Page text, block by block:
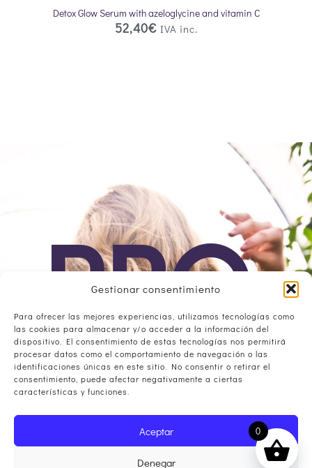
Gestionar consentimiento
Para ofrecer las mejores experiencias, utilizamos tecnologías como
las cookies para almacenar y/o acceder a la información del
dispositivo. El consentimiento de estas tecnologías nos permitirá
procesar datos como el comportamiento de navegación o las
identificaciones únicas en este sitio. No consentir o retirar el
consentimiento, puede afectar negativamente a ciertas
características y funciones.
Aceptar
Denegar
Detox Glow Serum with azeloglycine and vitamin C
52,40€ IVA inc.
Qusaine
Av. Dinamarca, Parc. 7, Nave 3, P.I. de Alhama 30840
labfs@labfs.es
My Account
Terms and conditions of purchase
0